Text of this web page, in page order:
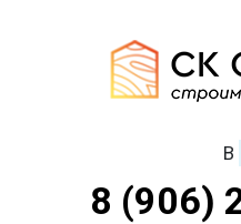
В
8 (906)